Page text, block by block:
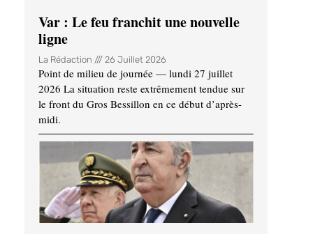
Var : Le feu franchit une nouvelle
ligne
La Rédaction 26 Juillet 2026
Point de milieu de journée — lundi 27 juillet
2026 La situation reste extrêmement tendue sur
le front du Gros Bessillon en ce début d’après-
midi.